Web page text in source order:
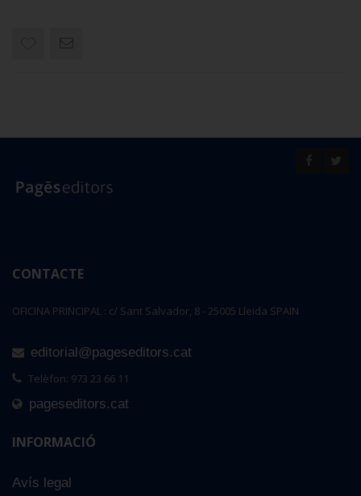
CONTACTE
OFICINA PRINCIPAL : c/ Sant Salvador, 8 - 25005 Lleida SPAIN
editorial@pageseditors.cat
Telèfon: 973 23 66 11
pageseditors.cat
INFORMACIÓ
Avís legal